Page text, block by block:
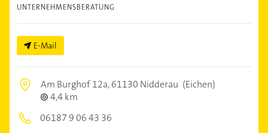
UNTERNEHMENSBERATUNG
E-Mail
Am Burghof 12a,61130 Nidderau (Eichen)
4,4 km
06187 9 06 43 36